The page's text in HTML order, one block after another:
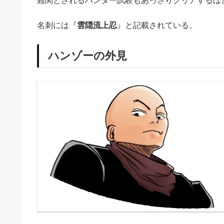
名刺には『雲隠流上忍 』と記載されている。
ハンゾーの外見